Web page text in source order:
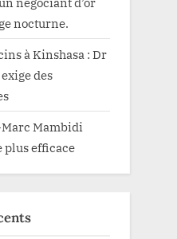
nocturne.
à Kinshasa : Dr
des
Marc Mambidi
plus efficace